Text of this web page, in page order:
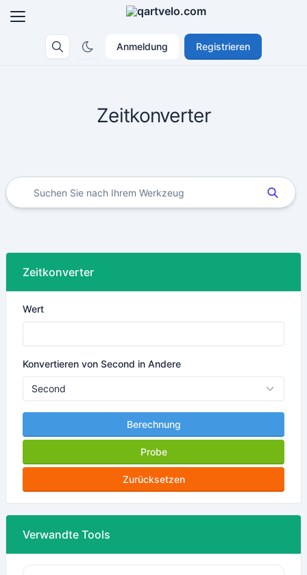
Anmeldung Registrieren
Zeitkonverter
Zeitkonverter
Wert
Konvertieren von Second in Andere
Berechnung
Probe
Zurücksetzen
Verwandte Tools